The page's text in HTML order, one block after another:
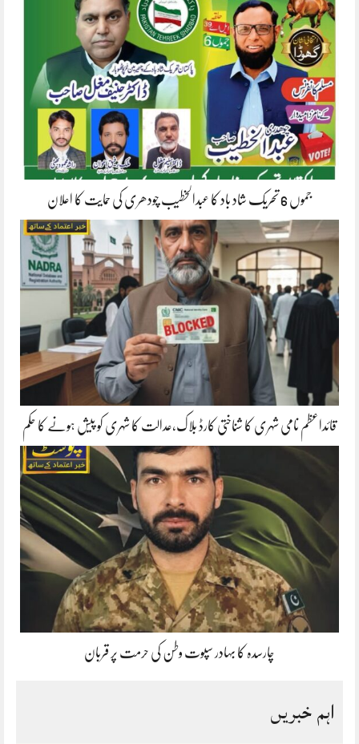
جموں 6 تحریک شاد باد کا عبدالخطیب چودھری کی حمایت کا اعلان
قائداعظم نامی شہری کا شناختی کارڈ بلاک،عدالت کا شہری کو پیش ہونے کا حکم
چارسدہ کا بہادر سپوت وطن کی حرمت پر قربان
اہم خبریں